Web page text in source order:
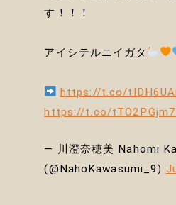
す！！！
アイシテルニイガタ
https://t.co/
https://t.co/
— 川澄奈穂美 Nahomi
(@NahoKawasumi_9)